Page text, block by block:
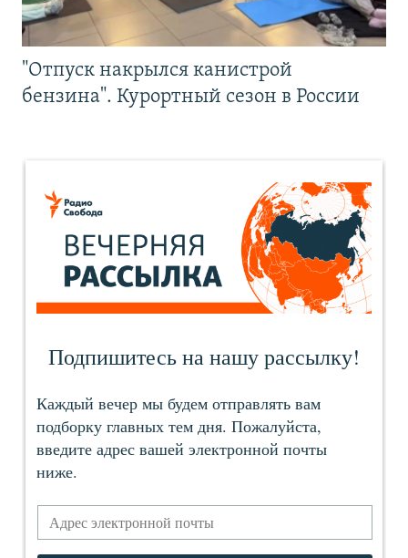
"Отпуск накрылся канистрой
бензина". Курортный сезон в России